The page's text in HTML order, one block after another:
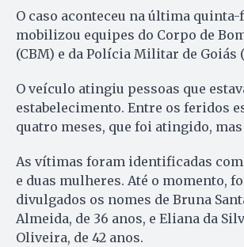
O caso aconteceu na última quinta-
mobilizou equipes do Corpo de
(CBM) e da Polícia Militar de Goiás
O veículo atingiu pessoas que
estabelecimento. Entre os feridos
quatro meses, que foi atingido,
As vítimas foram identificadas
e duas mulheres. Até o momento,
divulgados os nomes de Bruna
Almeida, de 36 anos, e Eliana da
Oliveira, de 42 anos.